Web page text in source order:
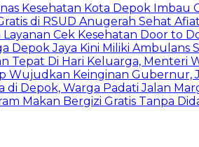
Kesehatan Kota Depok Imbau
di RSUD Anugerah Sehat
Cek Kesehatan Door to
Depok Jaya Kini Miliki Ambulans
Tepat Di Hari Keluarga, Menteri
Wujudkan Keinginan Gubernur,
di Depok, Warga Padati Jalan
Makan Bergizi Gratis Tanpa